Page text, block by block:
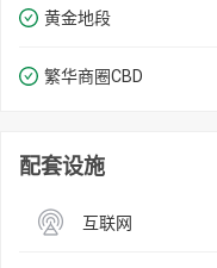
黄金地段
繁华商圈​​CBD
配套设施
互联网